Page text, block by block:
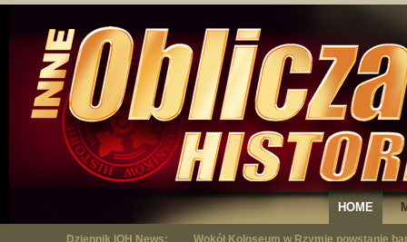
HOME
Dziennik IOH News: Wokół Koloseum w Rzymie powstanie
"Niepodległy - opowieść o Januszu